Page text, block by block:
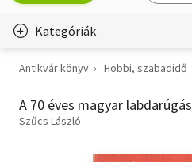
Kategóriák
Életmód, egészség
Erotika
Antikvár könyv Hobbi, szabadidő
A 70 éves magyar labdarúgás
Szűcs László